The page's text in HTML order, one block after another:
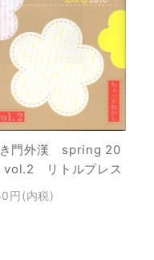
門外漢 spring 20
vol.2 リトルプレス
円(内税)